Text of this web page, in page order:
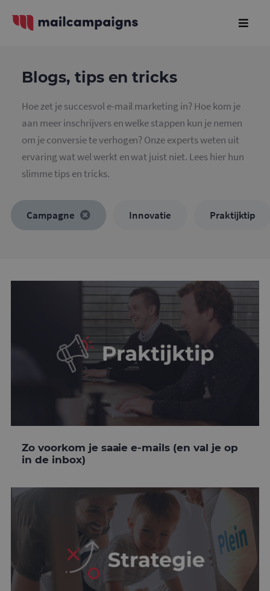
Blogs, tips en tricks
Hoe zet je succesvol e-mail marketing in? Hoe kom je
aan meer inschrijvers en welke stappen kun je nemen
om je conversie te verhogen? Onze experts weten uit
ervaring wat wel werkt en wat juist niet. Lees hier hun
slimme tips en tricks.
Campagne Innovatie Praktijktip
Zo voorkom je saaie e-mails (en val je op
in de inbox)